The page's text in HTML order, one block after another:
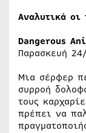
Αναλυτικά οι
Dangerous
Παρασκευή
Μια σέρφερ
συρροή
τους
πρέπει να